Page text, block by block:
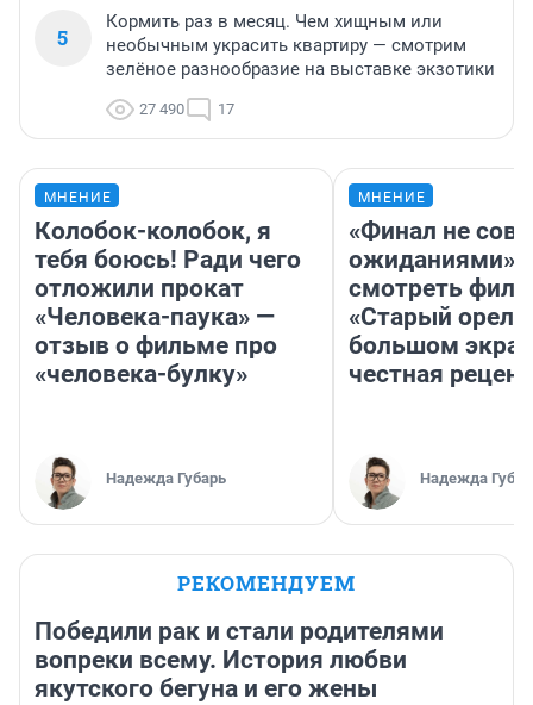
5
Кормить раз в месяц. Чем хищным или
необычным украсить квартиру — смотрим
зелёное разнообразие на выставке экзотики
27 490 17
МНЕНИЕ
Колобок-колобок, я
тебя боюсь! Ради чего
отложили прокат
«Человека-паука» —
отзыв о фильме про
«человека-булку»
Надежда Губарь
МНЕНИЕ
«Финал не
ожиданиями»:
смотреть
«Старый орел»
большом
честная
Надежда
РЕКОМЕНДУЕМ
Победили рак и стали родителями
вопреки всему. История любви
якутского бегуна и его жены